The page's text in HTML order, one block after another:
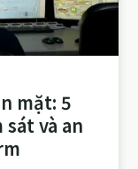
mặt: 5
và an